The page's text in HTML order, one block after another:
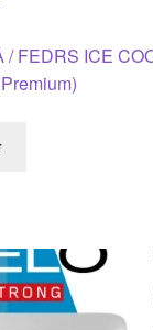
ICE